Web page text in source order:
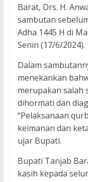
Barat, Drs. H.
sambutan
Adha 1445 H di
Senin (17/6/2024).
Dalam
menekankan
merupakan salah
dihormati dan
“Pelaksanaan
keimanan dan
ujar Bupati.
Bupati Tanjab
kasih kepada